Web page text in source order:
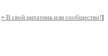
+ В свой цитатник или сообщество!]